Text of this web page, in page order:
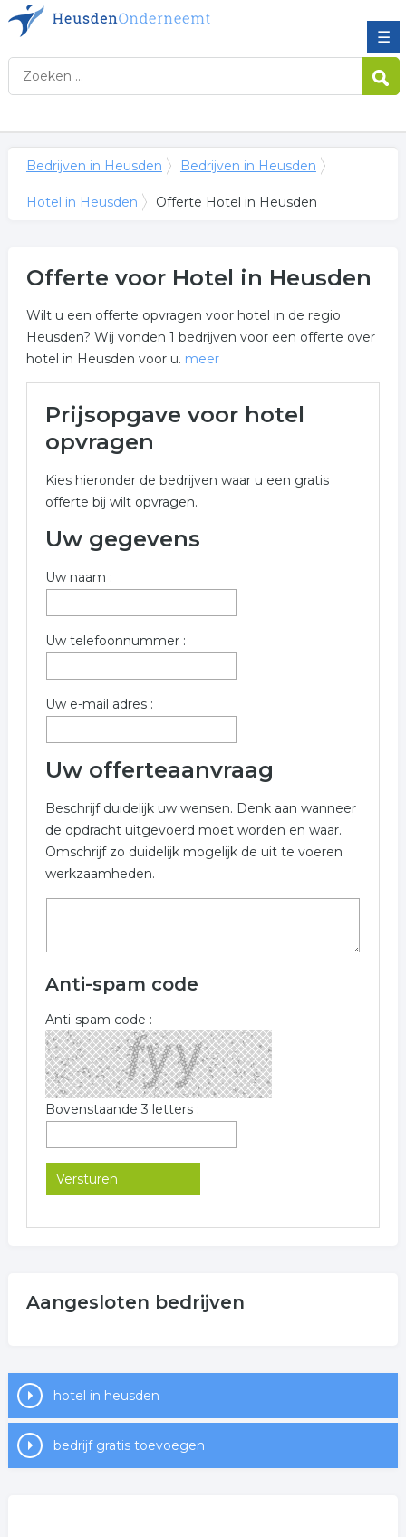
☰
Bedrijven in Heusden Bedrijven in Heusden
Hotel in Heusden Offerte Hotel in Heusden
Offerte voor Hotel in Heusden
Wilt u een offerte opvragen voor hotel in de regio
Heusden? Wij vonden 1 bedrijven voor een offerte over
hotel in Heusden voor u. meer
Onderstaand vindt u een overzicht van alle hotel
gerelateerde bedrijven in de omgeving van Heusden
voor een vrijblijvende aanvraag.
Onderstaande bedrijven zijn gerelateerd aan hotel in de
plaats Heusden. Gebruik het offerte formulier om meer
informatie op te vragen over hotel in Heusden.
Trefwoorden:
hotel
hotelkamer boeken
Prijsopgave voor hotel
opvragen
Kies hieronder de bedrijven waar u een gratis
offerte bij wilt opvragen.
Uw gegevens
Uw naam :
Uw telefoonnummer :
Uw e-mail adres :
Uw offerteaanvraag
Beschrijf duidelijk uw wensen. Denk aan wanneer
de opdracht uitgevoerd moet worden en waar.
Omschrijf zo duidelijk mogelijk de uit te voeren
werkzaamheden.
Anti-spam code
Anti-spam code :
Bovenstaande 3 letters :
Aangesloten bedrijven
hotel in heusden
bedrijf gratis toevoegen